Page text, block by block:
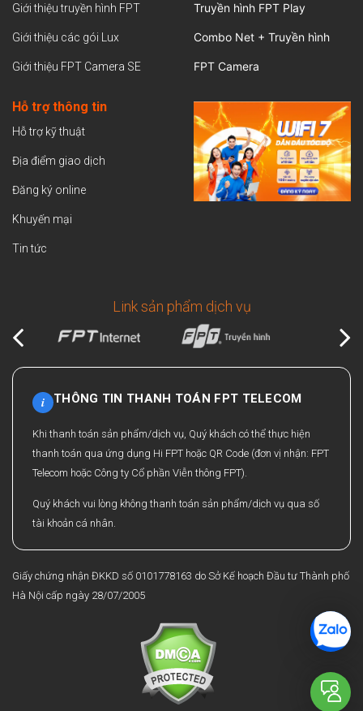
Giới thiệu truyền hình FPT
Giới thiệu các gói Lux
Giới thiệu FPT Camera SE
Truyền hình FPT Play
Combo Net + Truyền hình
FPT Camera
Hỗ trợ thông tin
Hỗ trợ kỹ thuật
Địa điểm giao dịch
Đăng ký online
Khuyến mại
Tin tức
Link sản phẩm dịch vụ
i THÔNG TIN THANH TOÁN FPT TELECOM
Khi thanh toán sản phẩm/dịch vụ, Quý khách có thể thực hiện
thanh toán qua ứng dụng Hi FPT hoặc QR Code (đơn vị nhận: FPT
Telecom hoặc Công ty Cổ phần Viễn thông FPT).
Quý khách vui lòng không thanh toán sản phẩm/dịch vụ qua số
tài khoản cá nhân.
Giấy chứng nhận ĐKKD số 0101778163 do Sở Kế hoạch Đầu tư Thành phố
Hà Nội cấp ngày 28/07/2005